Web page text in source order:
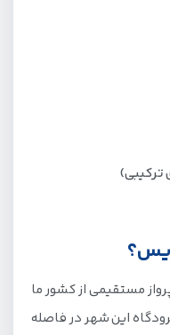
مستقیمی از کشور ما
این شهر در فاصله